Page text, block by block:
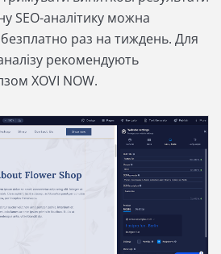
SEO-аналітику можна
раз на тиждень. Для
рекомендують
XOVI NOW.